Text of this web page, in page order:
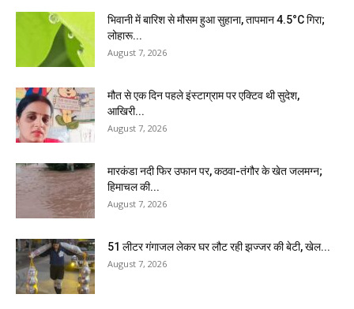
भिवानी में बारिश से मौसम हुआ सुहाना, तापमान 4.5°C गिरा;
लोहारू...
August 7, 2026
मौत से एक दिन पहले इंस्टाग्राम पर एक्टिव थी सुदेश,
आखिरी...
August 7, 2026
मारकंडा नदी फिर उफान पर, कठवा-तंगौर के खेत जलमग्न;
हिमाचल की...
August 7, 2026
51 लीटर गंगाजल लेकर घर लौट रही झज्जर की बेटी, खेल...
August 7, 2026